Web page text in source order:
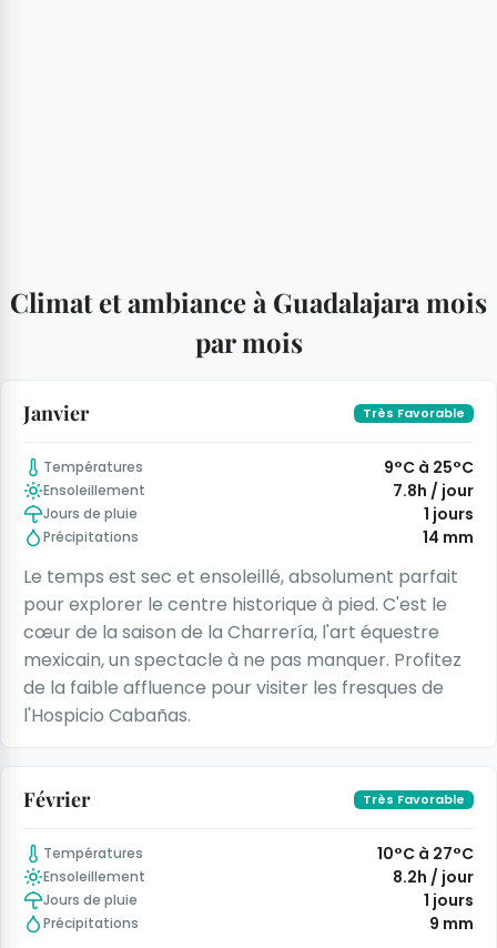
Climat et ambiance à Guadalajara mois
par mois
Janvier Très Favorable
Températures 9°C à 25°C
Ensoleillement 7.8h / jour
Jours de pluie 1 jours
Précipitations 14 mm
Le temps est sec et ensoleillé, absolument parfait
pour explorer le centre historique à pied. C'est le
cœur de la saison de la Charrería, l'art équestre
mexicain, un spectacle à ne pas manquer. Profitez
de la faible affluence pour visiter les fresques de
l'Hospicio Cabañas.
Février Très Favorable
Températures 10°C à 27°C
Ensoleillement 8.2h / jour
Jours de pluie 1 jours
Précipitations 9 mm